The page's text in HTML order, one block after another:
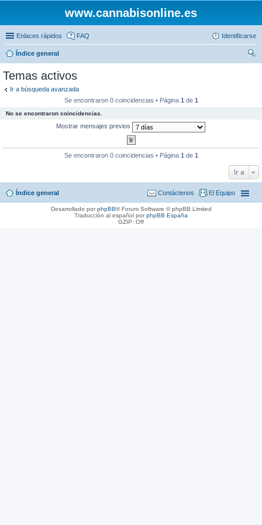
www.cannabisonline.es
Enlaces rápidos FAQ Identificarse
Índice general
Temas activos
Ir a búsqueda avanzada
Se encontraron 0 coincidencias • Página 1 de 1
No se encontraron coincidencias.
Mostrar mensajes previos
Se encontraron 0 coincidencias • Página 1 de 1
Ir a
Índice general El Equipo
Contáctenos
Desarrollado porphpBB® Forum Software © phpBB Limited
Traducción al español porphpBB España
GZIP: Off